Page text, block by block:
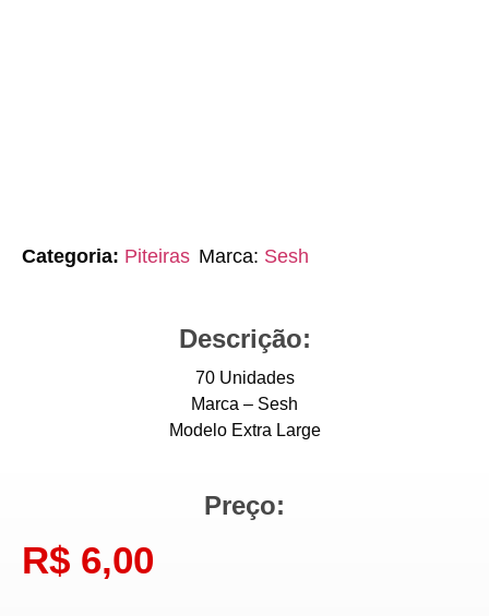
Categoria: Piteiras Marca: Sesh
Descrição:
70 Unidades
Marca – Sesh
Modelo Extra Large
Preço:
R$ 6,00